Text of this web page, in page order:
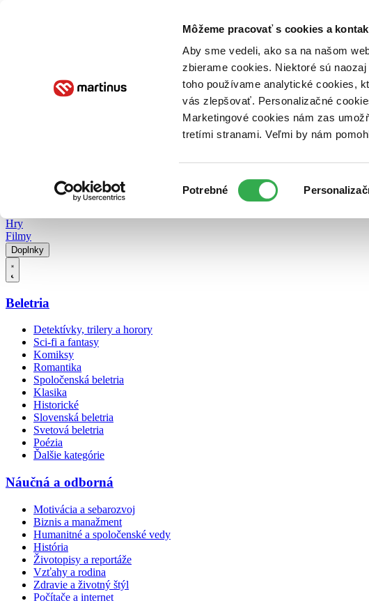
Môžeme pracovať s cookies a
Aby sme vedeli, ako sa na našom
zbierame cookies. Niektoré sú
toho používame analytické cookies,
vás zlepšovať. Personalizačné
Marketingové cookies nám zas
tretími stranami. Veľmi by nám
súhlasu
Potrebné
Poukážky Kontakt
Hry
Filmy
Doplnky
Beletria
Detektívky, trilery a horory
Sci-fi a fantasy
Komiksy
Romantika
Spoločenská beletria
Klasika
Historické
Slovenská beletria
Svetová beletria
Poézia
Ďalšie kategórie
Náučná a odborná
Motivácia a sebarozvoj
Biznis a manažment
Humanitné a spoločenské vedy
História
Životopisy a reportáže
Vzťahy a rodina
Zdravie a životný štýl
Počítače a internet